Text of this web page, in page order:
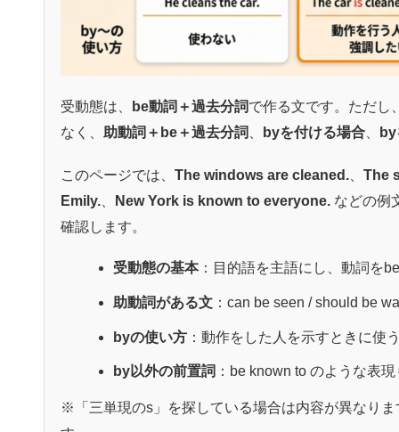
受動態は、 be動詞＋過去分詞で作る文です。ただし
なく、 助動詞＋be＋過去分詞 byを付ける場合
このページでは、 The windows are cleaned.
The
Emily.
New York is known to everyone. などの例
確認します。
受動態の基本：目的語を主語にし、動詞を
助動詞がある文 ：can be seen / should be
byの使い方 ：動作をした人を示すときに使
by以外の前置詞 ：be known to のような表
※「三単現のs」を探している場合は内容が異なりま